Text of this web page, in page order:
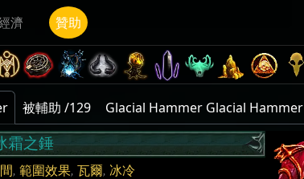
濟 贊助
被輔助 /129 Glacial Hammer Glacial Hammer
霜之錘
, 範圍效果, 瓦爾, 冰冷